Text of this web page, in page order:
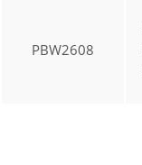
PBW2608